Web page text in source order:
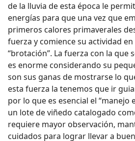
de la lluvia de esta época le
energías para que una vez que
primeros calores primaverales
fuerza y comience su actividad
“brotación”. La fuerza con la que
es enorme considerando su
son sus ganas de mostrarse lo
esta fuerza la tenemos que ir
por lo que es esencial el “manejo
un lote de viñedo catalogado
requiere mayor observación,
cuidados para lograr llevar a